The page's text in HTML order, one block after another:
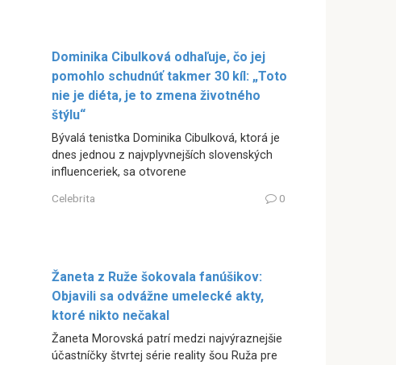
Dominika Cibulková odhaľuje, čo jej
pomohlo schudnúť takmer 30 kíl: „Toto
nie je diéta, je to zmena životného
štýlu“
Bývalá tenistka Dominika Cibulková, ktorá je
dnes jednou z najvplyvnejších slovenských
influenceriek, sa otvorene
Celebrita 0
Žaneta z Ruže šokovala fanúšikov:
Objavili sa odvážne umelecké akty,
ktoré nikto nečakal
Žaneta Morovská patrí medzi najvýraznejšie
účastníčky štvrtej série reality šou Ruža pre